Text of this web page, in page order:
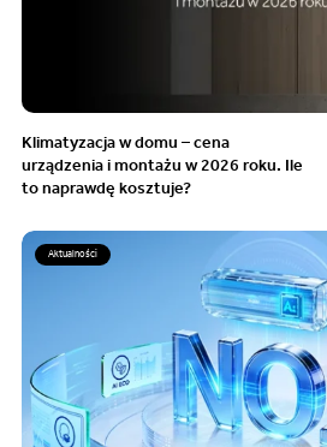
Klimatyzacja w domu – cena
urządzenia i montażu w 2026 roku. Ile
to naprawdę kosztuje?
Aktualności